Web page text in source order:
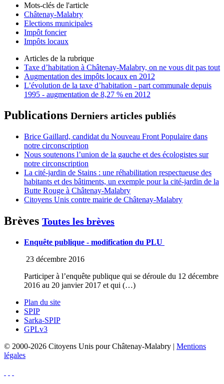
Mots-clés de l'article
Châtenay-Malabry
Elections municipales
Impôt foncier
Impôts locaux
Articles de la rubrique
Taxe d’habitation à Châtenay-Malabry, on ne vous dit pas tout
Augmentation des impôts locaux en 2012
L’évolution de la taxe d’habitation - part communale depuis
1995 - augmentation de 8,27 % en 2012
Publications Derniers articles publiés
Brice Gaillard, candidat du Nouveau Front Populaire dans
notre circonscription
Nous soutenons l’union de la gauche et des écologistes sur
notre circonscription
La cité-jardin de Stains : une réhabilitation respectueuse des
habitants et des bâtiments, un exemple pour la cité-jardin de la
Butte Rouge à Châtenay-Malabry
Citoyens Unis contre mairie de Châtenay-Malabry
Brèves Toutes les brèves
Enquête publique - modification du PLU
23 décembre 2016
Participer à l’enquête publique qui se déroule du 12 décembre
2016 au 20 janvier 2017 et qui (…)
Plan du site
SPIP
Sarka-SPIP
GPLv3
© 2000-2026 Citoyens Unis pour Châtenay-Malabry | Mentions
légales